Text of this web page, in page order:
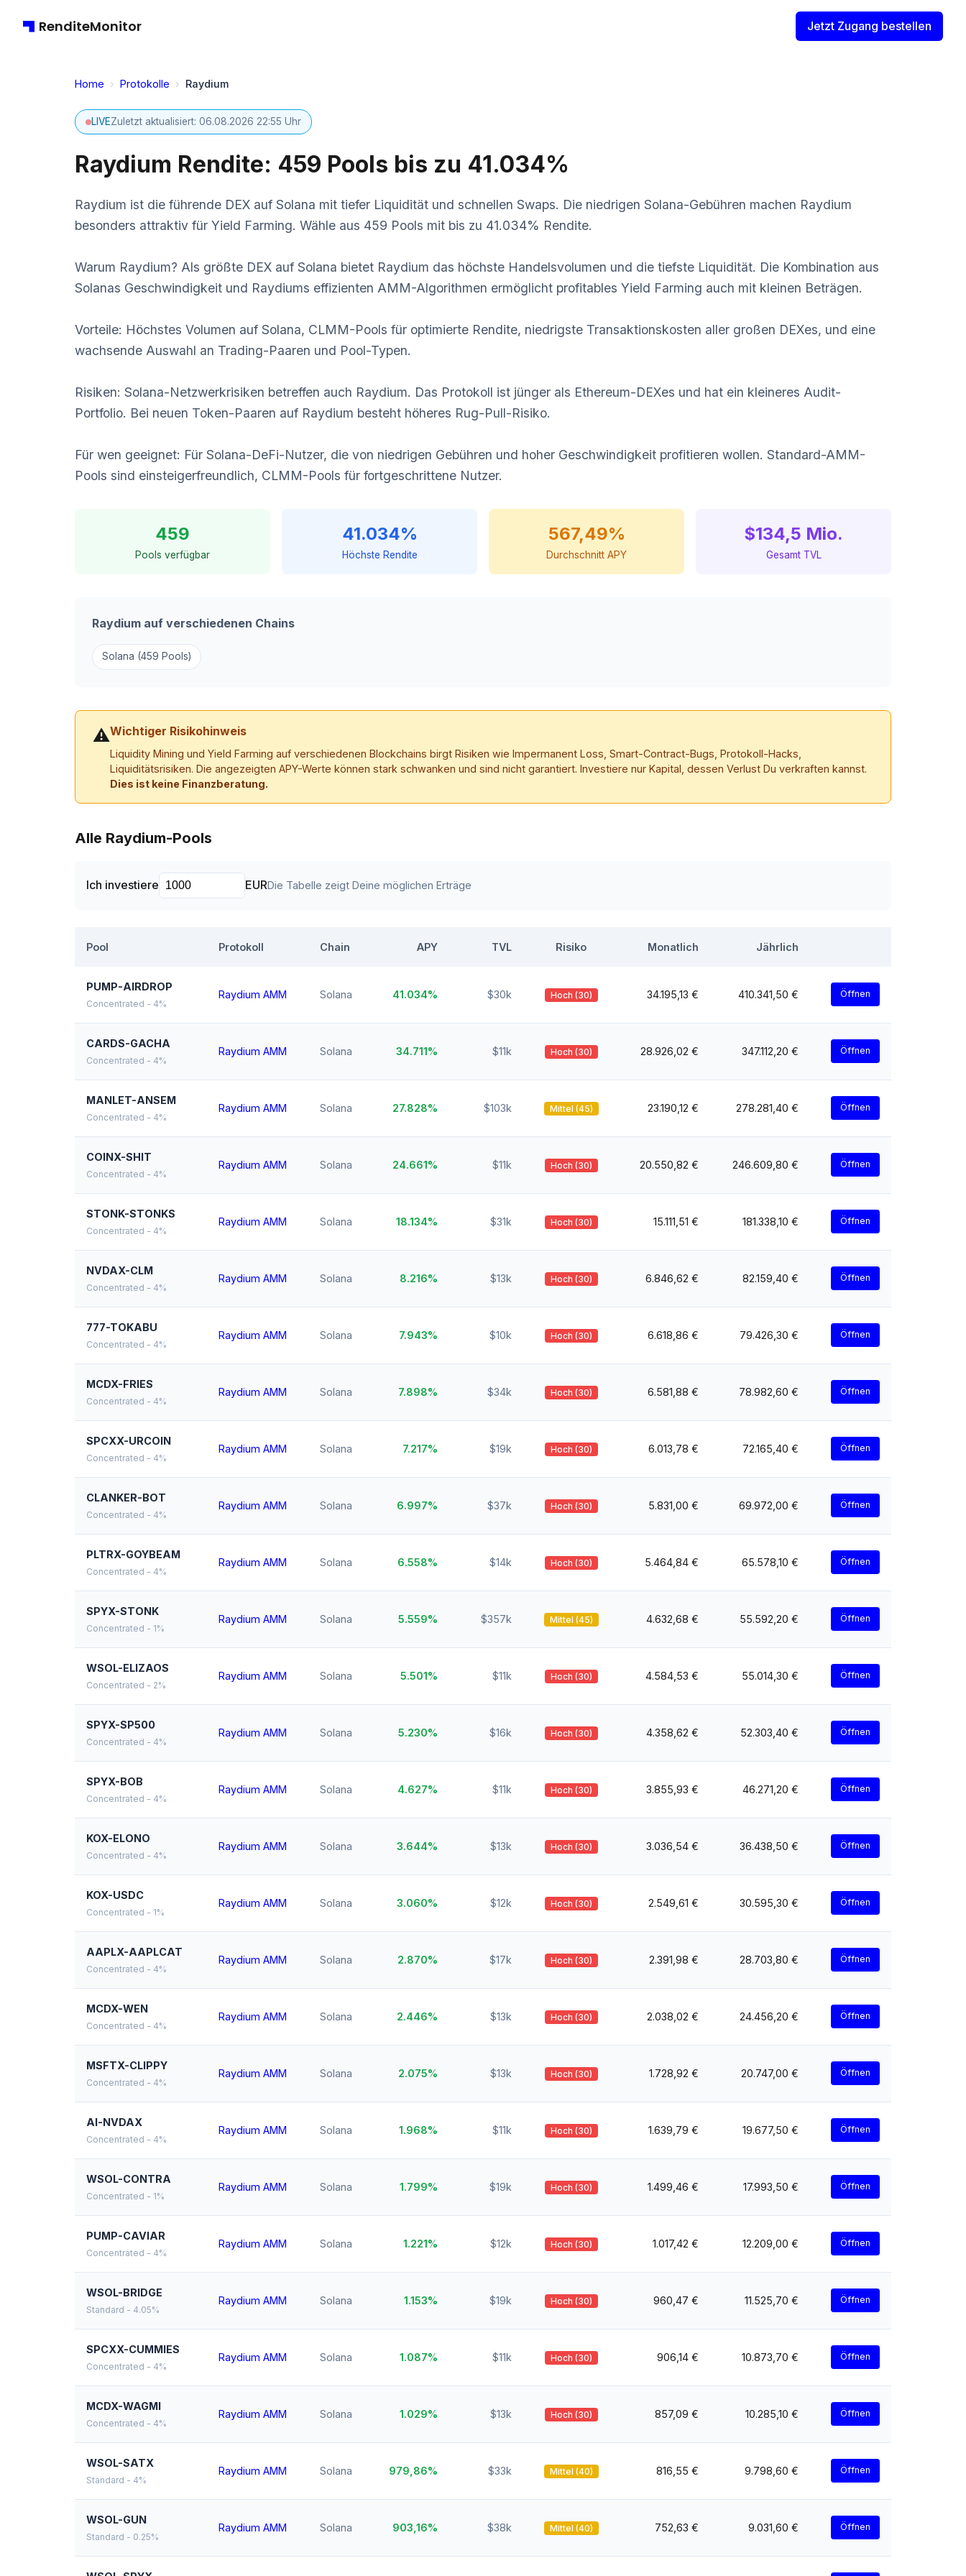
RenditeMonitor Jetzt Zugang bestellen
Home › Protokolle › Raydium
LIVEZuletzt aktualisiert: 06.08.2026 22:55 Uhr
Raydium Rendite: 459 Pools bis zu 41.034%
Raydium ist die führende DEX auf Solana mit tiefer Liquidität und schnellen Swaps. Die niedrigen Solana-Gebühren machen Raydium
besonders attraktiv für Yield Farming. Wähle aus 459 Pools mit bis zu 41.034% Rendite.
Warum Raydium? Als größte DEX auf Solana bietet Raydium das höchste Handelsvolumen und die tiefste Liquidität. Die Kombination aus
Solanas Geschwindigkeit und Raydiums effizienten AMM-Algorithmen ermöglicht profitables Yield Farming auch mit kleinen Beträgen.
Vorteile: Höchstes Volumen auf Solana, CLMM-Pools für optimierte Rendite, niedrigste Transaktionskosten aller großen DEXes, und eine
wachsende Auswahl an Trading-Paaren und Pool-Typen.
Risiken: Solana-Netzwerkrisiken betreffen auch Raydium. Das Protokoll ist jünger als Ethereum-DEXes und hat ein kleineres Audit-
Portfolio. Bei neuen Token-Paaren auf Raydium besteht höheres Rug-Pull-Risiko.
Für wen geeignet: Für Solana-DeFi-Nutzer, die von niedrigen Gebühren und hoher Geschwindigkeit profitieren wollen. Standard-AMM-
Pools sind einsteigerfreundlich, CLMM-Pools für fortgeschrittene Nutzer.
459
Pools verfügbar
41.034%
Höchste Rendite
567,49%
Durchschnitt APY
$134,5 Mio.
Gesamt TVL
Raydium auf verschiedenen Chains
Solana (459 Pools)
⚠Wichtiger Risikohinweis
Liquidity Mining und Yield Farming auf verschiedenen Blockchains birgt Risiken wie Impermanent Loss, Smart-Contract-Bugs, Protokoll-Hacks,
Liquiditätsrisiken. Die angezeigten APY-Werte können stark schwanken und sind nicht garantiert. Investiere nur Kapital, dessen Verlust Du verkraften kannst.
Dies ist keine Finanzberatung.
Alle Raydium-Pools
Ich investiere EURDie Tabelle zeigt Deine möglichen Erträge
Pool Protokoll Chain APY TVL Risiko Monatlich Jährlich
PUMP-AIRDROP
Concentrated - 4%
Raydium AMM Solana 41.034% $30k Hoch (30) 34.195,13 € 410.341,50 € Öffnen
CARDS-GACHA
Concentrated - 4%
Raydium AMM Solana 34.711% $11k Hoch (30) 28.926,02 € 347.112,20 € Öffnen
MANLET-ANSEM
Concentrated - 4%
Raydium AMM Solana 27.828% $103k Mittel (45) 23.190,12 € 278.281,40 € Öffnen
COINX-SHIT
Concentrated - 4%
Raydium AMM Solana 24.661% $11k Hoch (30) 20.550,82 € 246.609,80 € Öffnen
STONK-STONKS
Concentrated - 4%
Raydium AMM Solana 18.134% $31k Hoch (30) 15.111,51 € 181.338,10 € Öffnen
NVDAX-CLM
Concentrated - 4%
Raydium AMM Solana 8.216% $13k Hoch (30) 6.846,62 € 82.159,40 € Öffnen
777-TOKABU
Concentrated - 4%
Raydium AMM Solana 7.943% $10k Hoch (30) 6.618,86 € 79.426,30 € Öffnen
MCDX-FRIES
Concentrated - 4%
Raydium AMM Solana 7.898% $34k Hoch (30) 6.581,88 € 78.982,60 € Öffnen
SPCXX-URCOIN
Concentrated - 4%
Raydium AMM Solana 7.217% $19k Hoch (30) 6.013,78 € 72.165,40 € Öffnen
CLANKER-BOT
Concentrated - 4%
Raydium AMM Solana 6.997% $37k Hoch (30) 5.831,00 € 69.972,00 € Öffnen
PLTRX-GOYBEAM
Concentrated - 4%
Raydium AMM Solana 6.558% $14k Hoch (30) 5.464,84 € 65.578,10 € Öffnen
SPYX-STONK
Concentrated - 1%
Raydium AMM Solana 5.559% $357k Mittel (45) 4.632,68 € 55.592,20 € Öffnen
WSOL-ELIZAOS
Concentrated - 2%
Raydium AMM Solana 5.501% $11k Hoch (30) 4.584,53 € 55.014,30 € Öffnen
SPYX-SP500
Concentrated - 4%
Raydium AMM Solana 5.230% $16k Hoch (30) 4.358,62 € 52.303,40 € Öffnen
SPYX-BOB
Concentrated - 4%
Raydium AMM Solana 4.627% $11k Hoch (30) 3.855,93 € 46.271,20 € Öffnen
KOX-ELONO
Concentrated - 4%
Raydium AMM Solana 3.644% $13k Hoch (30) 3.036,54 € 36.438,50 € Öffnen
KOX-USDC
Concentrated - 1%
Raydium AMM Solana 3.060% $12k Hoch (30) 2.549,61 € 30.595,30 € Öffnen
AAPLX-AAPLCAT
Concentrated - 4%
Raydium AMM Solana 2.870% $17k Hoch (30) 2.391,98 € 28.703,80 € Öffnen
MCDX-WEN
Concentrated - 4%
Raydium AMM Solana 2.446% $13k Hoch (30) 2.038,02 € 24.456,20 € Öffnen
MSFTX-CLIPPY
Concentrated - 4%
Raydium AMM Solana 2.075% $13k Hoch (30) 1.728,92 € 20.747,00 € Öffnen
AI-NVDAX
Concentrated - 4%
Raydium AMM Solana 1.968% $11k Hoch (30) 1.639,79 € 19.677,50 € Öffnen
WSOL-CONTRA
Concentrated - 1%
Raydium AMM Solana 1.799% $19k Hoch (30) 1.499,46 € 17.993,50 € Öffnen
PUMP-CAVIAR
Concentrated - 4%
Raydium AMM Solana 1.221% $12k Hoch (30) 1.017,42 € 12.209,00 € Öffnen
WSOL-BRIDGE
Standard - 4.05%
Raydium AMM Solana 1.153% $19k Hoch (30) 960,47 € 11.525,70 € Öffnen
SPCXX-CUMMIES
Concentrated - 4%
Raydium AMM Solana 1.087% $11k Hoch (30) 906,14 € 10.873,70 € Öffnen
MCDX-WAGMI
Concentrated - 4%
Raydium AMM Solana 1.029% $13k Hoch (30) 857,09 € 10.285,10 € Öffnen
WSOL-SATX
Standard - 4%
Raydium AMM Solana 979,86% $33k Mittel (40) 816,55 € 9.798,60 € Öffnen
WSOL-GUN
Standard - 0.25%
Raydium AMM Solana 903,16% $38k Mittel (40) 752,63 € 9.031,60 € Öffnen